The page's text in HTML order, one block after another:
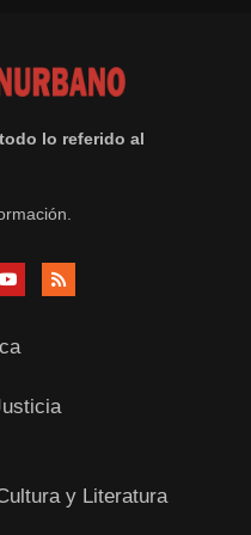
lo referido al
y Literatura